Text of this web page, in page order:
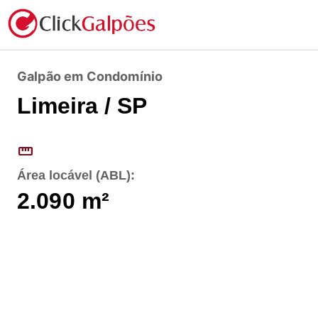
Galpão em Condomínio
Limeira / SP
straighten
Área locável (ABL):
2.090 m²